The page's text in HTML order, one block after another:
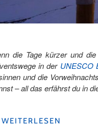
die Tage kürzer und
in der UNESCO
und die
– all das erfährst du in
WEITERLESEN